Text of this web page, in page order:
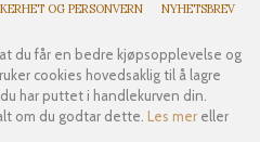
OG PERSONVERN NYHETSBREV
du får en bedre kjøpsopplevelse og
cookies hovedsaklig til å lagre
har puttet i handlekurven din.
om du godtar dette.Les mer eller